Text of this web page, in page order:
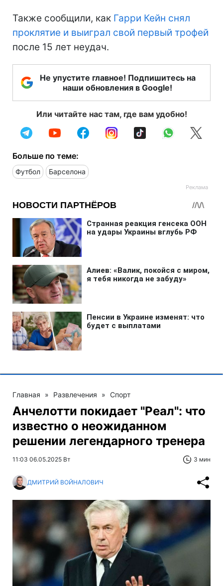
Также сообщили, как Гарри Кейн снял
проклятие и выиграл свой первый трофей
после 15 лет неудач.
Не упустите главное! Подпишитесь на
наши обновления в Google!
Или читайте нас там, где вам удобно!
Больше по теме:
Футбол Барселона
Главная » Развлечения » Спорт
Анчелотти покидает "Реал": что
известно о неожиданном
решении легендарного тренера
11:03 06.05.2025 Вт 3 мин
ДМИТРИЙ ВОЙНАЛОВИЧ